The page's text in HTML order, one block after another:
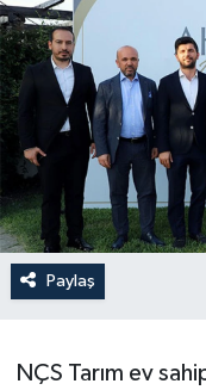
Paylaş
NÇS Tarım ev